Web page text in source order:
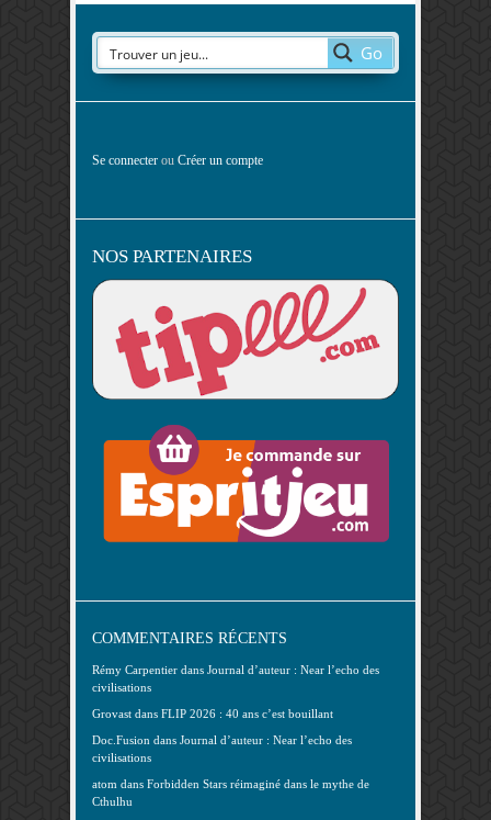
Go
Se connecter ou Créer un compte
NOS PARTENAIRES
COMMENTAIRES RÉCENTS
Rémy Carpentier dans Journal d’auteur : Near l’echo des
civilisations
Grovast dans FLIP 2026 : 40 ans c’est bouillant
Doc.Fusion dans Journal d’auteur : Near l’echo des
civilisations
atom dans Forbidden Stars réimaginé dans le mythe de
Cthulhu